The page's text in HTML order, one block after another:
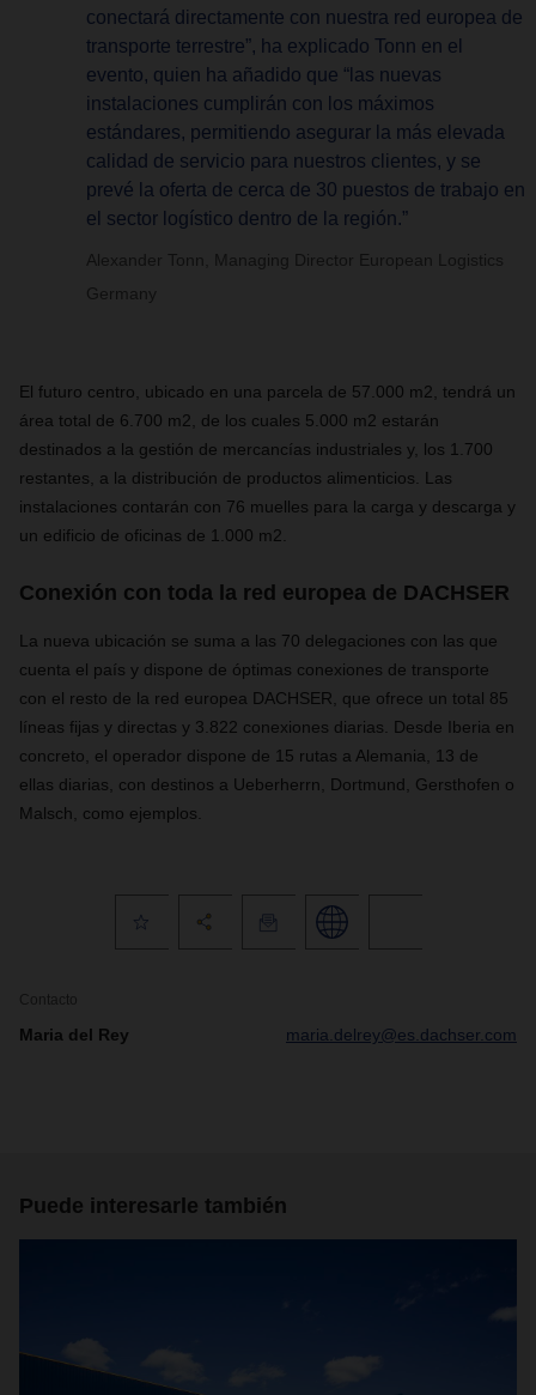
conectará directamente con nuestra red europea de
transporte terrestre”, ha explicado Tonn en el
evento, quien ha añadido que “las nuevas
instalaciones cumplirán con los máximos
estándares, permitiendo asegurar la más elevada
calidad de servicio para nuestros clientes, y se
prevé la oferta de cerca de 30 puestos de trabajo en
el sector logístico dentro de la región.”
Alexander Tonn, Managing Director European Logistics
Germany
El futuro centro, ubicado en una parcela de 57.000 m2, tendrá un
área total de 6.700 m2, de los cuales 5.000 m2 estarán
destinados a la gestión de mercancías industriales y, los 1.700
restantes, a la distribución de productos alimenticios. Las
instalaciones contarán con 76 muelles para la carga y descarga y
un edificio de oficinas de 1.000 m2.
Conexión con toda la red europea de DACHSER
La nueva ubicación se suma a las 70 delegaciones con las que
cuenta el país y dispone de óptimas conexiones de transporte
con el resto de la red europea DACHSER, que ofrece un total 85
líneas fijas y directas y 3.822 conexiones diarias. Desde Iberia en
concreto, el operador dispone de 15 rutas a Alemania, 13 de
ellas diarias, con destinos a Ueberherrn, Dortmund, Gersthofen o
Malsch, como ejemplos.
Contacto
Maria del Rey maria.delrey@es.dachser.com
Puede interesarle también